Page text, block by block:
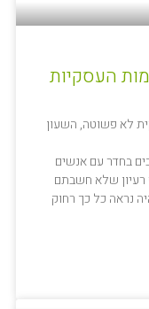
העסקיות
לא פשוטה, השעון
בחדר עם אנשים
שלא חשבתם
נראה כל כך רחוק